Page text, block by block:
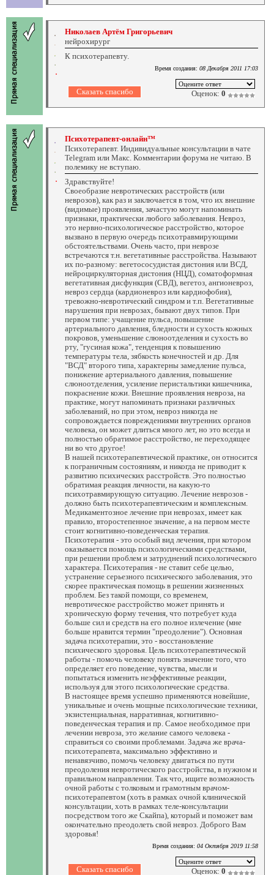
Николаев Артём Григорьевич
нейрохирург
К психотерапевту.
Время создания: 08 Декабря 2011 17:03
Оценок: 0
Психотерапевт-онлайн™
Психотерапевт. Индивидуальные консультации в чате
Telegram или Макс. Комментарии форума не читаю. В
полемику не вступаю.
Здравствуйте!
Своеобразие невротических расстройств (или
неврозов), как раз и заключается в том, что их внешние
(видимые) проявления, зачастую могут напоминать
признаки, практически любого заболевания. Невроз,
это нервно-психологическое расстройство, которое
вызвано в первую очередь психотравмирующими
обстоятельствами. Очень часто, при неврозе
встречаются т.н. вегетативные расстройства. Называют
их по-разному: вегетососудистая дистония или ВСД,
нейроциркуляторная дистония (НЦД), соматоформная
вегетативная дисфункция (СВД), вегетоз, ангионевроз,
невроз сердца (кардионевроз или кардиофобия),
тревожно-невротический синдром и т.п. Вегетативные
нарушения при неврозах, бывают двух типов. При
первом типе: учащение пульса, повышение
артериального давления, бледности и сухость кожных
покровов, уменьшение слюноотделения и сухость во
рту, "гусиная кожа", тенденция к повышению
температуры тела, зябкость конечностей и др. Для
"ВСД" второго типа, характерны замедление пульса,
понижение артериального давления, повышение
слюноотделения, усиление перистальтики кишечника,
покраснение кожи. Внешние проявления невроза, на
практике, могут напоминать признаки различных
заболеваний, но при этом, невроз никогда не
сопровождается повреждениями внутренних органов
человека, он может длиться много лет, но это всегда и
полностью обратимое расстройство, не переходящее
ни во что другое!
В нашей психотерапевтической практике, он относится
к пограничным состояниям, и никогда не приводит к
развитию психических расстройств. Это полностью
обратимая реакция личности, на какую-то
психотравмирующую ситуацию. Лечение неврозов -
должно быть психотерапевтическим и комплексным.
Медикаментозное лечение при неврозах, имеет как
правило, второстепенное значение, а на первом месте
стоит когнитивно-поведенческая терапия.
Психотерапия - это особый вид лечения, при котором
оказывается помощь психологическими средствами,
при решении проблем и затруднений психологического
характера. Психотерапия - не ставит себе целью,
устранение серьезного психического заболевания, это
скорее практическая помощь в решении жизненных
проблем. Без такой помощи, со временем,
невротическое расстройство может принять и
хроническую форму течения, что потребует куда
больше сил и средств на его полное излечение (мне
больше нравится термин "преодоление"). Основная
задача психотерапии, это - восстановление
психического здоровья. Цель психотерапевтической
работы - помочь человеку понять значение того, что
определяет его поведение, чувства, мысли и
попытаться изменить неэффективные реакции,
используя для этого психологические средства.
В настоящее время успешно применяются новейшие,
уникальные и очень мощные психологические техники,
экзистенциальная, нарративная, когнитивно-
поведенческая терапия и пр. Самое необходимое при
лечении невроза, это желание самого человека -
справиться со своими проблемами. Задача же врача-
психотерапевта, максимально эффективно и
ненавязчиво, помочь человеку двигаться по пути
преодоления невротического расстройства, в нужном и
правильном направлении. Так что, ищите возможность
очной работы с толковым и грамотным врачом-
психотерапевтом (хоть в рамках очной клинической
консультации, хоть в рамках теле-консультации
посредством того же Скайпа), который и поможет вам
окончательно преодолеть свой невроз. Доброго Вам
здоровья!
Время создания: 04 Октября 2019 11:58
Оценок: 0